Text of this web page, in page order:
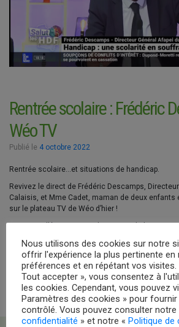
Rentrée scolaire : Frédéric
Wéo TV
Publié le 4 octobre 2022
Rentrée scolaire…et situations de handicap.
Revivez le direct de Frédéric Descamps, Directeur
Calaisis, et Mme Cadet, maman de deux enfants
sur le plateau TV de Wéo d’hier !
Nous utilisons des cookies sur notre
offrir l'expérience la plus pertinente
préférences et en répétant vos visites.
Tout accepter », vous consentez à
les cookies. Cependant, vous pouvez
Paramètres des cookies » pour
contrôlé. Vous pouvez consulter notre
confidentialité » et notre « Politique de